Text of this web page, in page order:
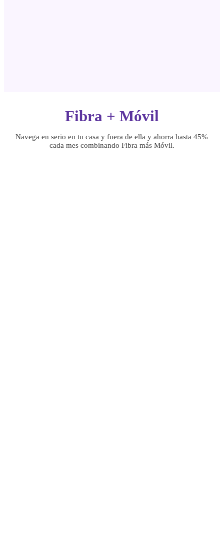
Fibra + Móvil
Navega en serio en tu casa y fuera de ellay ahorra hasta 45%
cada mes combinando Fibra más Móvil.